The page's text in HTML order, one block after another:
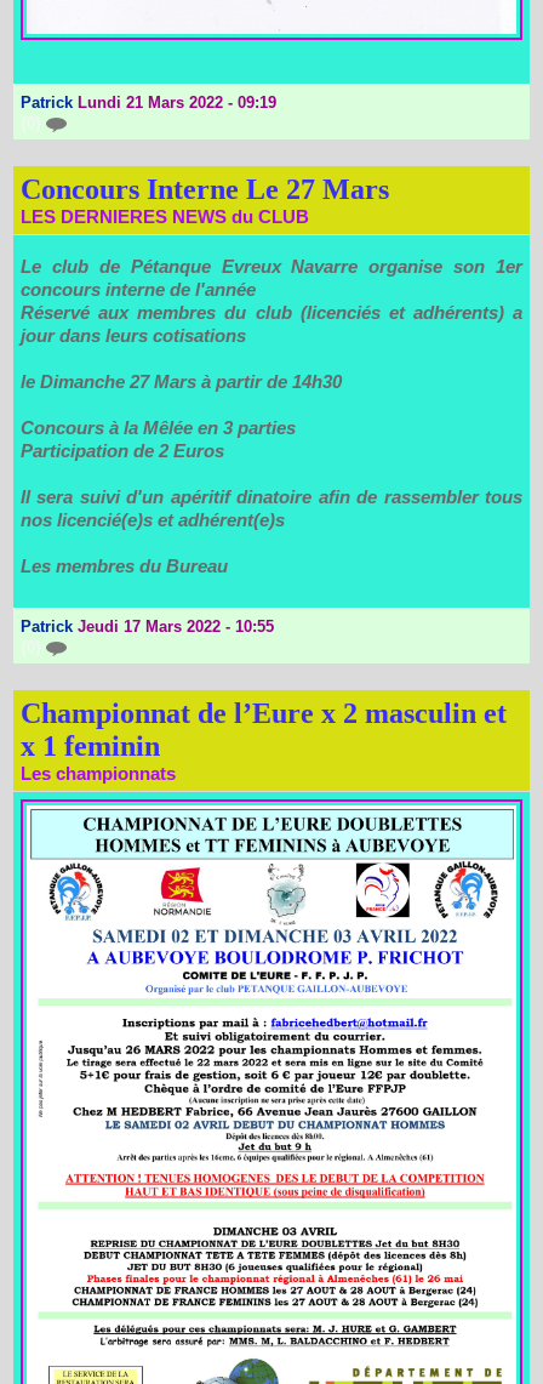
Patrick Lundi 21 Mars 2022 - 09:19
{0}
Concours Interne Le 27 Mars
LES DERNIERES NEWS du CLUB
Le club de Pétanque Evreux Navarre organise son 1er
concours interne de l'année
Réservé aux membres du club (licenciés et adhérents) a
jour dans leurs cotisations
le Dimanche 27 Mars à partir de 14h30
Concours à la Mêlée en 3 parties
Participation de 2 Euros
Il sera suivi d'un apéritif dinatoire afin de rassembler tous
nos licencié(e)s et adhérent(e)s
Les membres du Bureau
Patrick Jeudi 17 Mars 2022 - 10:55
{0}
Championnat de l’Eure x 2 masculin et
x 1 feminin
Les championnats